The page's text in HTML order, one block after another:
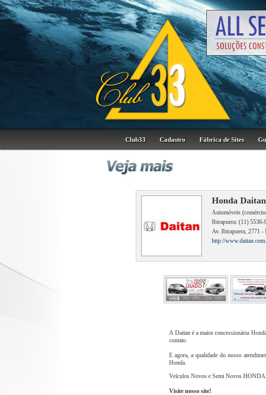
Club33 Cadastro Fábrica de Sites
Honda
Automóveis
Ibirapuera: (11) 5536-
Av. Ibirapuera, 2771 -
http://
A Daitan é a maior concessionária
contato.
E agora, a qualidade do nosso
Honda.
Veículos Novos e Semi Novos HONDA
Visite nosso site!